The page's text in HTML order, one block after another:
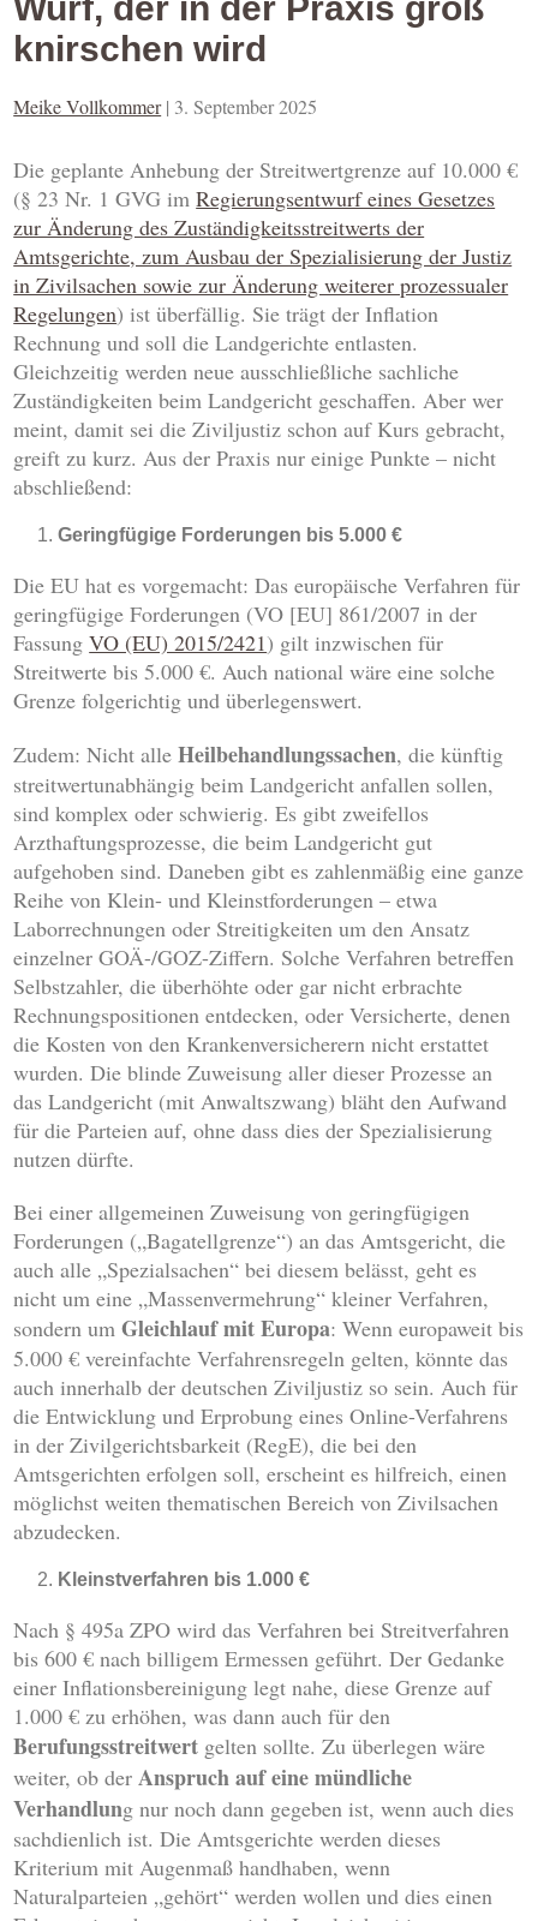
Wurf, der in der Praxis groß
knirschen wird
Meike Vollkommer | 3. September 2025
Die geplante Anhebung der Streitwertgrenze auf 10.000 €
(§ 23 Nr. 1 GVG imRegierungsentwurf eines Gesetzes
zur Änderung des Zuständigkeitsstreitwerts der
Amtsgerichte, zum Ausbau der Spezialisierung der Justiz
in Zivilsachen sowie zur Änderung weiterer prozessualer
Regelungen) ist überfällig. Sie trägt der Inflation
Rechnung und soll die Landgerichte entlasten.
Gleichzeitig werden neue ausschließliche sachliche
Zuständigkeiten beim Landgericht geschaffen. Aber wer
meint, damit sei die Ziviljustiz schon auf Kurs gebracht,
greift zu kurz. Aus der Praxis nur einige Punkte – nicht
abschließend:
Geringfügige Forderungen bis 5.000 €
Die EU hat es vorgemacht: Das europäische Verfahren für
geringfügige Forderungen (VO [EU] 861/2007 in der
FassungVO (EU) 2015/2421) gilt inzwischen für
Streitwerte bis 5.000 €. Auch national wäre eine solche
Grenze folgerichtig und überlegenswert.
Zudem: Nicht alleHeilbehandlungssachen, die künftig
streitwertunabhängig beim Landgericht anfallen sollen,
sind komplex oder schwierig. Es gibt zweifellos
Arzthaftungsprozesse, die beim Landgericht gut
aufgehoben sind. Daneben gibt es zahlenmäßig eine ganze
Reihe von Klein- und Kleinstforderungen – etwa
Laborrechnungen oder Streitigkeiten um den Ansatz
einzelner GOÄ-/GOZ-Ziffern. Solche Verfahren betreffen
Selbstzahler, die überhöhte oder gar nicht erbrachte
Rechnungspositionen entdecken, oder Versicherte, denen
die Kosten von den Krankenversicherern nicht erstattet
wurden. Die blinde Zuweisung aller dieser Prozesse an
das Landgericht (mit Anwaltszwang) bläht den Aufwand
für die Parteien auf, ohne dass dies der Spezialisierung
nutzen dürfte.
Bei einer allgemeinen Zuweisung von geringfügigen
Forderungen („Bagatellgrenze“) an das Amtsgericht, die
auch alle „Spezialsachen“ bei diesem belässt, geht es
nicht um eine „Massenvermehrung“ kleiner Verfahren,
sondern umGleichlauf mit Europa: Wenn europaweit bis
5.000 € vereinfachte Verfahrensregeln gelten, könnte das
auch innerhalb der deutschen Ziviljustiz so sein. Auch für
die Entwicklung und Erprobung eines Online-Verfahrens
in der Zivilgerichtsbarkeit (RegE), die bei den
Amtsgerichten erfolgen soll, erscheint es hilfreich, einen
möglichst weiten thematischen Bereich von Zivilsachen
abzudecken.
Kleinstverfahren bis 1.000 €
Nach § 495a ZPO wird das Verfahren bei Streitverfahren
bis 600 € nach billigem Ermessen geführt. Der Gedanke
einer Inflationsbereinigung legt nahe, diese Grenze auf
1.000 € zu erhöhen, was dann auch für den
Berufungsstreitwert gelten sollte. Zu überlegen wäre
weiter, ob derAnspruch auf eine mündliche
Verhandlung nur noch dann gegeben ist, wenn auch dies
sachdienlich ist. Die Amtsgerichte werden dieses
Kriterium mit Augenmaß handhaben, wenn
Naturalparteien „gehört“ werden wollen und dies einen